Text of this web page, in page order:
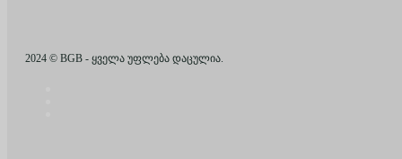
2024 © BGB - ყველა უფლება დაცულია.